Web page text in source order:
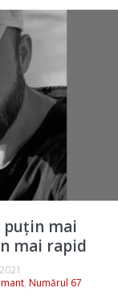
puțin mai
mai rapid
, Numărul 67